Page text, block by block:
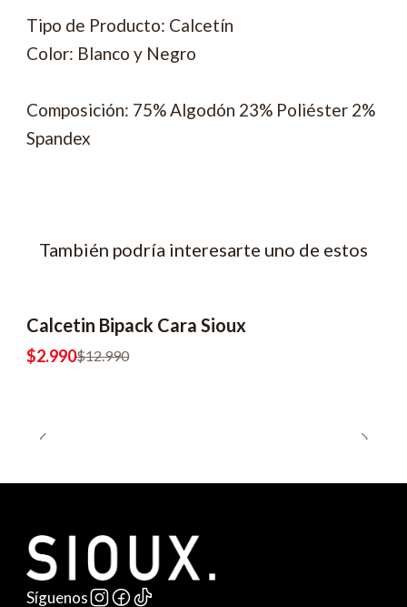
Tipo de Producto: Calcetín
Color: Blanco y Negro
Composición: 75% Algodón 23% Poliéster 2%
Spandex
También podría interesarte uno de estos
-77% OFF
Calcetin Bipack Cara Sioux
$2.990$12.990
Síguenos